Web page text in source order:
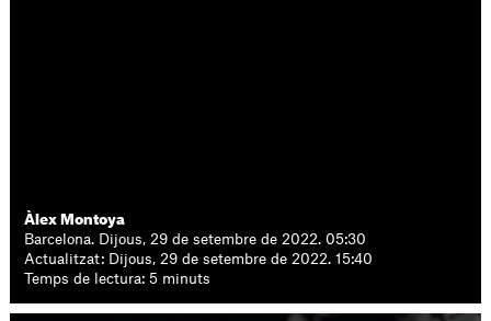
Àlex Montoya
Barcelona. Dijous, 29 de setembre de 2022. 05:30
Actualitzat: Dijous, 29 de setembre de 2022. 15:40
Temps de lectura: 5 minuts